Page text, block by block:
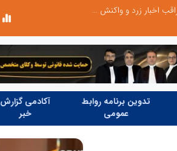
طرحواره های فعال شده در پساجنگ؛ هشدار دکتر یاراحمد: مراقب اخبار زرد و واکنش های هیجانی باشید
تدوین برنامه روابط
عمومی
آکادمی گزارش
خبر